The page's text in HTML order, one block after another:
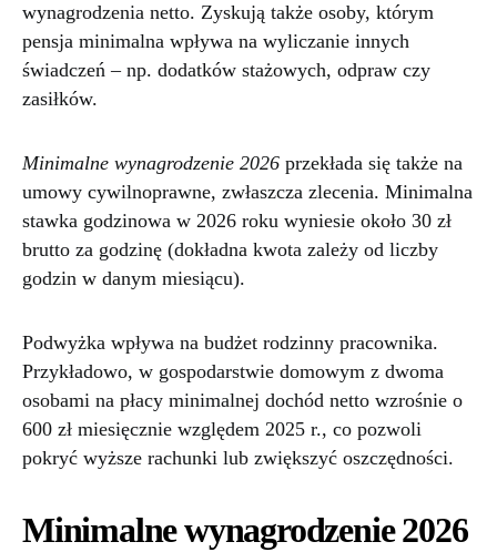
wynagrodzenia netto. Zyskują także osoby, którym
pensja minimalna wpływa na wyliczanie innych
świadczeń – np. dodatków stażowych, odpraw czy
zasiłków.
Minimalne wynagrodzenie 2026 przekłada się także na
umowy cywilnoprawne, zwłaszcza zlecenia. Minimalna
stawka godzinowa w 2026 roku wyniesie około 30 zł
brutto za godzinę (dokładna kwota zależy od liczby
godzin w danym miesiącu).
Podwyżka wpływa na budżet rodzinny pracownika.
Przykładowo, w gospodarstwie domowym z dwoma
osobami na płacy minimalnej dochód netto wzrośnie o
600 zł miesięcznie względem 2025 r., co pozwoli
pokryć wyższe rachunki lub zwiększyć oszczędności.
Minimalne wynagrodzenie 2026